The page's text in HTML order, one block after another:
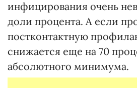
инфицирования очень
доли процента. А если
постконтактную
снижается еще на 70
абсолютного минимума.